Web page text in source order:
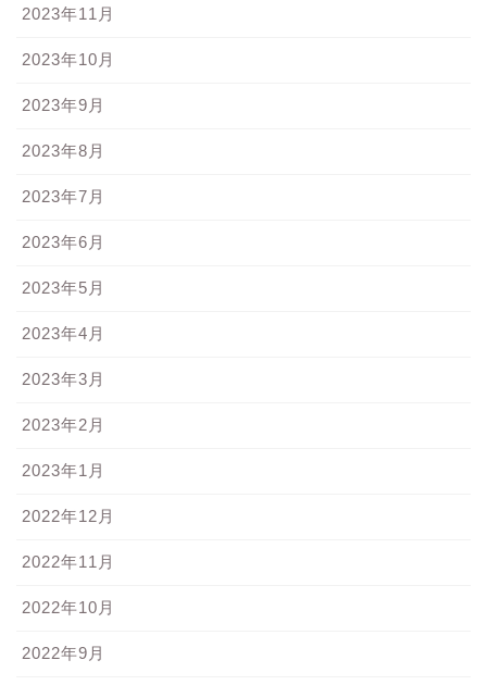
2023年11月
2023年10月
2023年9月
2023年8月
2023年7月
2023年6月
2023年5月
2023年4月
2023年3月
2023年2月
2023年1月
2022年12月
2022年11月
2022年10月
2022年9月